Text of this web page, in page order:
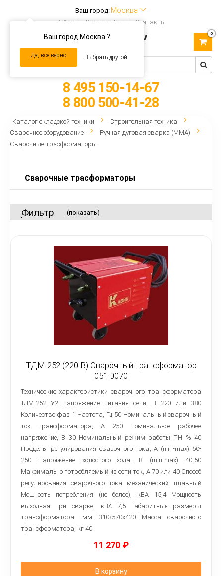
Ваш город: Москва
Ваш город Москва ?
Да, все верно Выбрать другой
Войти Карта сайта Контакты
navigation
0
8 495 150-14-67
8 800 500-41-28
Каталог складской техники
Строительная техника
Сварочное оборудование
Ручная дуговая сварка (MMA)
Сварочные трасформаторы
Сварочные трасформаторы
Фильтр (показать)
ТДМ 252 (220 В) Сварочный трансформатор
051-0070
Технические характеристики сварочного трансформатора
ТДМ-252 У2 Напряжение питания сети, В 220 или 380
Количество фаз 1 Частота, Гц 50 Номинальный сварочный
ток трансформатора, А 250 Номинальное рабочее
напряжение, В 30 Номинальный режим работы ПН % 40
Пределы регулирования сварочного тока, A (min-max) 50-
250 Напряжение холостого хода, В (min-max) 40-50
Максимально потребляемый из сети ток, А 70 или 40 Способ
регулирования сварочного тока механический, плавный
Мощность потребления (не более), кВА 15,4 Мощность
выходная при сварке, кВА 7,5 Габаритные размеры
трансформатора, мм 310x570x420 Macca сварочного
трансформатора, кг 40
11 270 ₽
В корзину